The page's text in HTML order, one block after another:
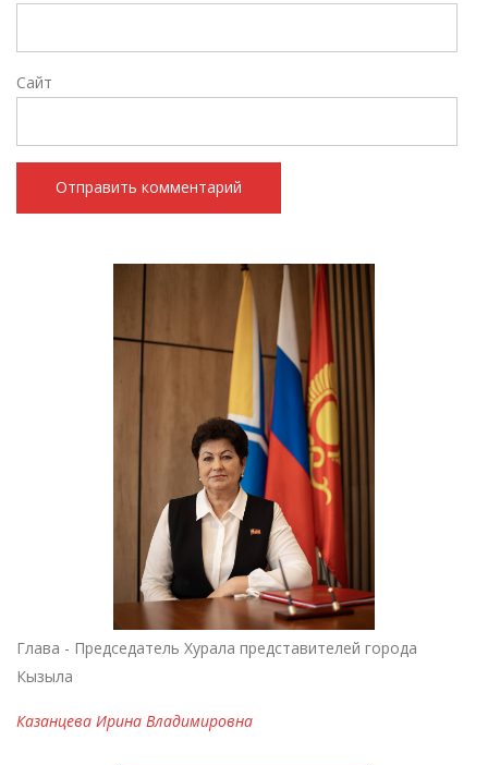
Сайт
Глава - Председатель Хурала представителей города
Кызыла
Казанцева Ирина Владимировна